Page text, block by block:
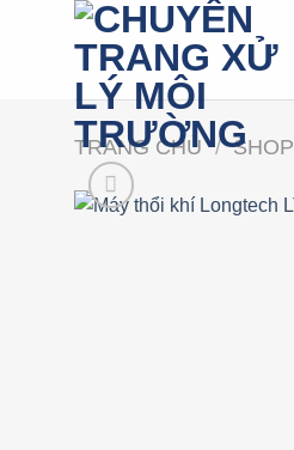
TRANG CHỦ / SHOP